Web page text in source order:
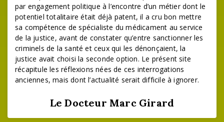
par engagement politique à l’encontre d’un métier dont le
potentiel totalitaire était déjà patent, il a cru bon mettre
sa compétence de spécialiste du médicament au service
de la justice, avant de constater qu’entre sanctionner les
criminels de la santé et ceux qui les dénonçaient, la
justice avait choisi la seconde option. Le présent site
récapitule les réflexions nées de ces interrogations
anciennes, mais dont l’actualité serait difficile à ignorer.
Le Docteur Marc Girard